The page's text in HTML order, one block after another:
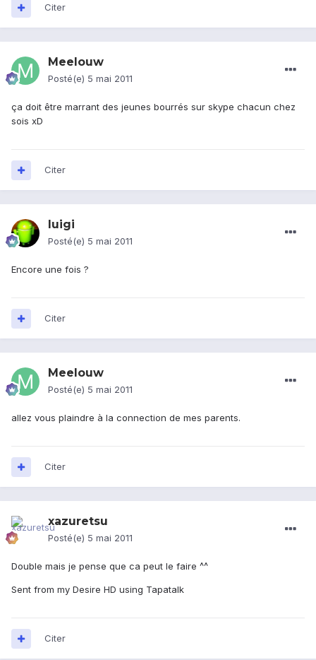
Citer
Meelouw
Posté(e) 5 mai 2011
ça doit être marrant des jeunes bourrés sur skype chacun chez
sois xD
Citer
luigi
Posté(e) 5 mai 2011
Encore une fois ?
Citer
Meelouw
Posté(e) 5 mai 2011
allez vous plaindre à la connection de mes parents.
Citer
xazuretsu
Posté(e) 5 mai 2011
Double mais je pense que ca peut le faire ^^
Sent from my Desire HD using Tapatalk
Citer